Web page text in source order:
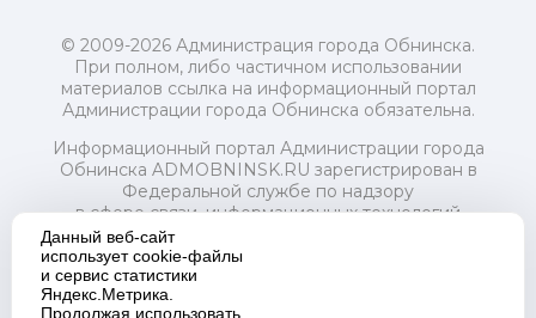
© 2009-2026 Администрация города Обнинска.
При полном, либо частичном использовании
материалов ссылка на информационный портал
Администрации города Обнинска обязательна.
Информационный портал Администрации города
Обнинска ADMOBNINSK.RU зарегистрирован в
Федеральной службе по надзору
в сфере связи, информационных технологий
и массовых коммуникаций (Роскомнадзор) 24 июля
2018 года.
Свидетельство о регистрации Эл № ФС77-73321
Данный веб-сайт
использует cookie-файлы
и сервис статистики
Яндекс.Метрика.
Продолжая использовать